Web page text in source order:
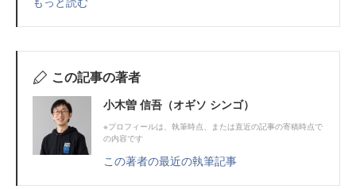
この記事の著者
小木曽 信吾（オギソ シンゴ）
※プロフィールは、執筆時点、または直近の記事の寄稿時点で
の内容です
この著者の最近の執筆記事